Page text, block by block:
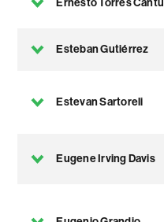
Ernesto Torres Cantú
Esteban Gutiérrez
Estevan Sartoreli
Eugene Irving Davis